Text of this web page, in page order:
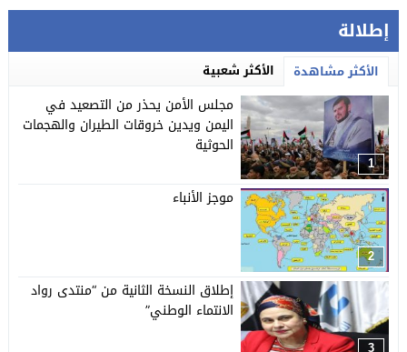
إطلالة
الأكثر مشاهدة الأكثر شعبية
1
مجلس الأمن يحذر من التصعيد في
اليمن ويدين خروقات الطيران والهجمات
الحوثية
2
موجز الأنباء
3
إطلاق النسخة الثانية من “منتدى رواد
الانتماء الوطني”